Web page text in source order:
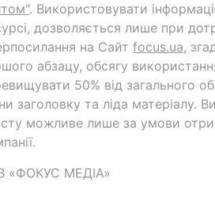
. Використовувати
дозволяється лише при
на Cайт focus.ua,
абзацу, обсягу
50% від загального
заголовку та ліда матеріалу.
можливе лише за умови
«ФОКУС МЕДІА»